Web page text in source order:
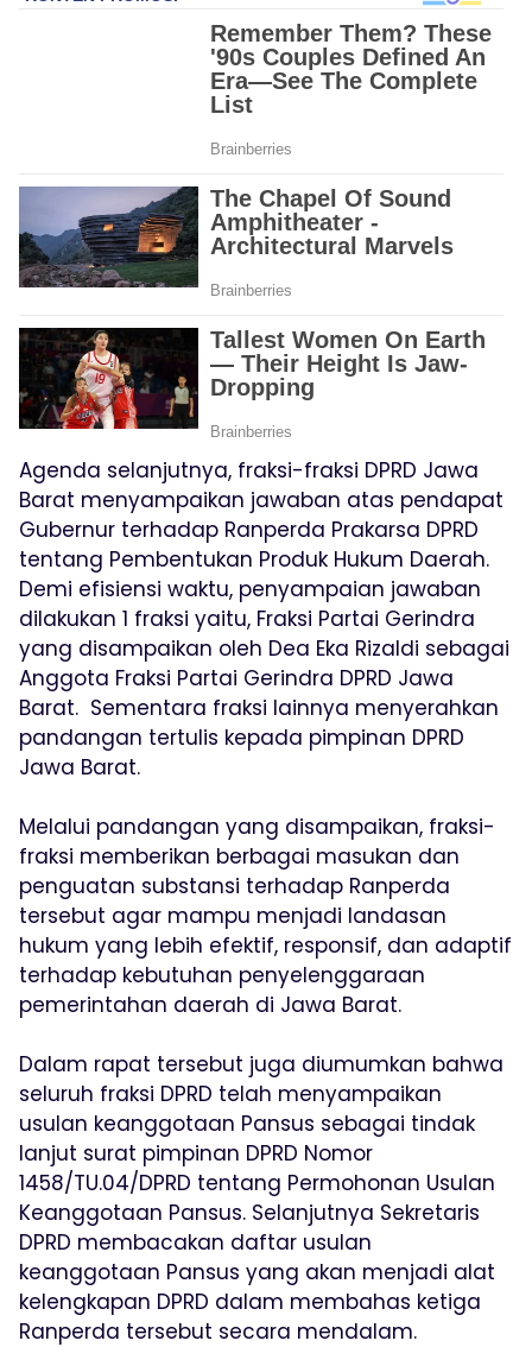
Agenda selanjutnya, fraksi-fraksi DPRD Jawa
Barat menyampaikan jawaban atas pendapat
Gubernur terhadap Ranperda Prakarsa DPRD
tentang Pembentukan Produk Hukum Daerah.
Demi efisiensi waktu, penyampaian jawaban
dilakukan 1 fraksi yaitu, Fraksi Partai Gerindra
yang disampaikan oleh Dea Eka Rizaldi sebagai
Anggota Fraksi Partai Gerindra DPRD Jawa
Barat. Sementara fraksi lainnya menyerahkan
pandangan tertulis kepada pimpinan DPRD
Jawa Barat.
Melalui pandangan yang disampaikan, fraksi-
fraksi memberikan berbagai masukan dan
penguatan substansi terhadap Ranperda
tersebut agar mampu menjadi landasan
hukum yang lebih efektif, responsif, dan adaptif
terhadap kebutuhan penyelenggaraan
pemerintahan daerah di Jawa Barat.
Dalam rapat tersebut juga diumumkan bahwa
seluruh fraksi DPRD telah menyampaikan
usulan keanggotaan Pansus sebagai tindak
lanjut surat pimpinan DPRD Nomor
1458/TU.04/DPRD tentang Permohonan Usulan
Keanggotaan Pansus. Selanjutnya Sekretaris
DPRD membacakan daftar usulan
keanggotaan Pansus yang akan menjadi alat
kelengkapan DPRD dalam membahas ketiga
Ranperda tersebut secara mendalam.